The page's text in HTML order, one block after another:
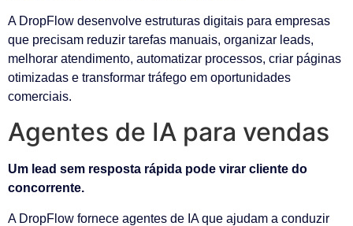
A DropFlow desenvolve estruturas digitais para empresas
que precisam reduzir tarefas manuais, organizar leads,
melhorar atendimento, automatizar processos, criar páginas
otimizadas e transformar tráfego em oportunidades
comerciais.
Agentes de IA para vendas
Um lead sem resposta rápida pode virar cliente do
concorrente.
A DropFlow fornece agentes de IA que ajudam a conduzir